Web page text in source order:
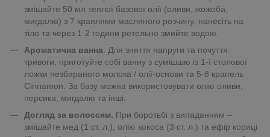
змішайте 50 мл теплої базової олії (оливи, жожоба,
мигдалю) з 7 краплями масляного розчину, нанесіть на
тіло та через 1-2 години ретельно змийте водою.
Ароматична ванна . Для зняття напруги та почуття
тривоги, приготуйте собі ванну з сумішшю із 1-ї столової
ложки незбираного молока / олії-основи та 5-8 крапель
Сinnamon. За базу можна використовувати олію оливи,
персика, мигдалю та інші.
Догляд за волоссям. При боротьбі з випаданням –
змішайте мед (1 ст. л.), олію кокоса (3 ст. л.) та ефір кориці